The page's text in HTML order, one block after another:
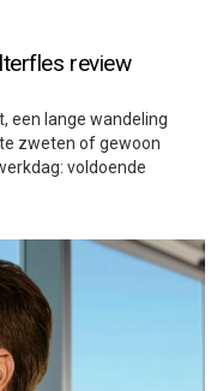
review
een lange wandeling
zweten of gewoon
voldoende